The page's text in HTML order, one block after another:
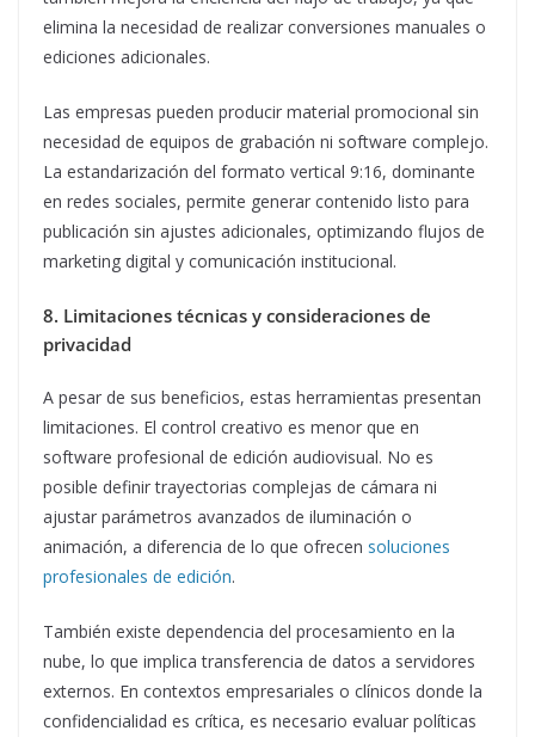
elimina la necesidad de realizar conversiones manuales o
ediciones adicionales.
Las empresas pueden producir material promocional sin
necesidad de equipos de grabación ni software complejo.
La estandarización del formato vertical 9:16, dominante
en redes sociales, permite generar contenido listo para
publicación sin ajustes adicionales, optimizando flujos de
marketing digital y comunicación institucional.
8. Limitaciones técnicas y consideraciones de
privacidad
A pesar de sus beneficios, estas herramientas presentan
limitaciones. El control creativo es menor que en
software profesional de edición audiovisual. No es
posible definir trayectorias complejas de cámara ni
ajustar parámetros avanzados de iluminación o
animación, a diferencia de lo que ofrecen soluciones
profesionales de edición.
También existe dependencia del procesamiento en la
nube, lo que implica transferencia de datos a servidores
externos. En contextos empresariales o clínicos donde la
confidencialidad es crítica, es necesario evaluar políticas